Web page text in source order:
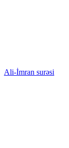
Ali-İmran surəsi